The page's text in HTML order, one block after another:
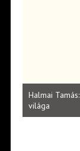
Halmai
világa